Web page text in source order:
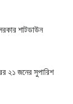
শাটডাউন
২১ জনের সুপারিশ